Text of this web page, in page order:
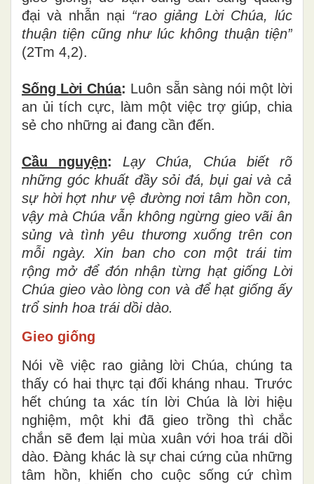
đại và nhẫn nại “rao giảng Lời Chúa, lúc
thuận tiện cũng nhưlúc không thuận tiện”
(2Tm 4,2).
Sống Lời Chúa: Luôn sẵn sàng nói một lời
an ủi tích cực, làm một việc trợ giúp, chia
sẻ cho những ai đang cần đến.
Cầu nguyện: Lạy Chúa, Chúa biết rõ
những góc khuất đầy sỏi đá, bụi gai và cả
sựhời hợt nhưvệ đường nơi tâm hồn con,
vậy màChúa vẫn không ngừng gieo vãi ân
sủng và tình yêu thương xuống trên con
mỗi ngày. Xin ban cho con một trái tim
rộng mở để đón nhận từng hạt giống Lời
Chúa gieo vào lòng con và đểhạt giốngấy
trổsinh hoa trái dồi dào.
Gieo giống
Nói về việc rao giảng lời Chúa, chúng ta
thấy có hai thực tại đối kháng nhau. Trước
hết chúng ta xác tín lời Chúa là lời hiệu
nghiệm, một khi đã gieo trồng thì chắc
chắn sẽ đem lại mùa xuân với hoa trái dồi
dào. Đàng khác là sự chai cứng của những
tâm hồn, khiến cho cuộc sống cứ chìm